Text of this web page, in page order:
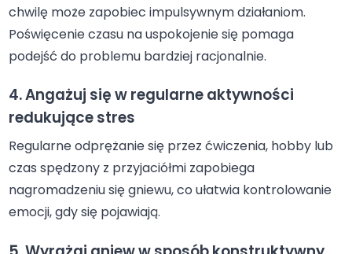
chwilę może zapobiec impulsywnym działaniom.
Poświęcenie czasu na uspokojenie się pomaga
podejść do problemu bardziej racjonalnie.
4. Angażuj się w regularne aktywności
redukujące stres
Regularne odprężanie się przez ćwiczenia, hobby lub
czas spędzony z przyjaciółmi zapobiega
nagromadzeniu się gniewu, co ułatwia kontrolowanie
emocji, gdy się pojawiają.